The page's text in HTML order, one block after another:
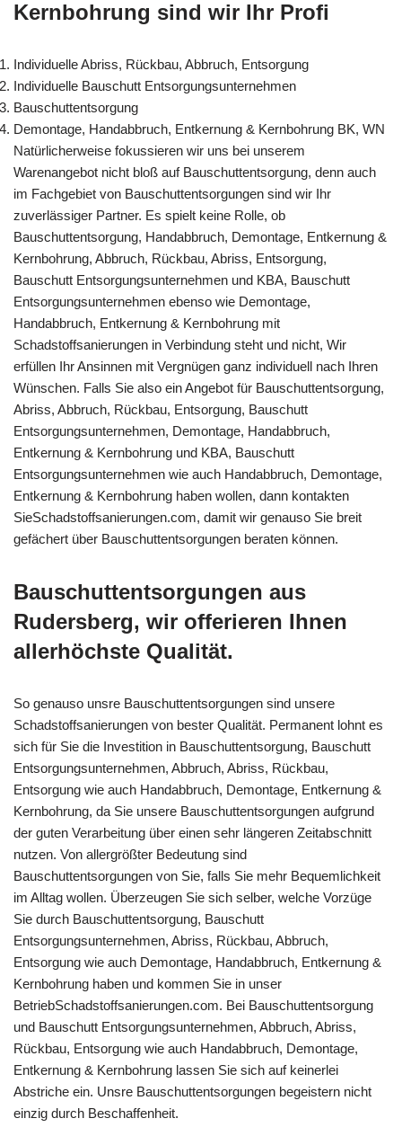
Kernbohrung sind wir Ihr Profi
Individuelle Abriss, Rückbau, Abbruch, Entsorgung
Individuelle Bauschutt Entsorgungsunternehmen
Bauschuttentsorgung
Demontage, Handabbruch, Entkernung & Kernbohrung BK, WN
Natürlicherweise fokussieren wir uns bei unserem
Warenangebot nicht bloß auf Bauschuttentsorgung, denn auch
im Fachgebiet von Bauschuttentsorgungen sind wir Ihr
zuverlässiger Partner. Es spielt keine Rolle, ob
Bauschuttentsorgung, Handabbruch, Demontage, Entkernung &
Kernbohrung, Abbruch, Rückbau, Abriss, Entsorgung,
Bauschutt Entsorgungsunternehmen und KBA, Bauschutt
Entsorgungsunternehmen ebenso wie Demontage,
Handabbruch, Entkernung & Kernbohrung mit
Schadstoffsanierungen in Verbindung steht und nicht, Wir
erfüllen Ihr Ansinnen mit Vergnügen ganz individuell nach Ihren
Wünschen. Falls Sie also ein Angebot für Bauschuttentsorgung,
Abriss, Abbruch, Rückbau, Entsorgung, Bauschutt
Entsorgungsunternehmen, Demontage, Handabbruch,
Entkernung & Kernbohrung und KBA, Bauschutt
Entsorgungsunternehmen wie auch Handabbruch, Demontage,
Entkernung & Kernbohrung haben wollen, dann kontakten
SieSchadstoffsanierungen.com, damit wir genauso Sie breit
gefächert über Bauschuttentsorgungen beraten können.
Bauschuttentsorgungen aus
Rudersberg, wir offerieren Ihnen
allerhöchste Qualität.
So genauso unsre Bauschuttentsorgungen sind unsere
Schadstoffsanierungen von bester Qualität. Permanent lohnt es
sich für Sie die Investition in Bauschuttentsorgung, Bauschutt
Entsorgungsunternehmen, Abbruch, Abriss, Rückbau,
Entsorgung wie auch Handabbruch, Demontage, Entkernung &
Kernbohrung, da Sie unsere Bauschuttentsorgungen aufgrund
der guten Verarbeitung über einen sehr längeren Zeitabschnitt
nutzen. Von allergrößter Bedeutung sind
Bauschuttentsorgungen von Sie, falls Sie mehr Bequemlichkeit
im Alltag wollen. Überzeugen Sie sich selber, welche Vorzüge
Sie durch Bauschuttentsorgung, Bauschutt
Entsorgungsunternehmen, Abriss, Rückbau, Abbruch,
Entsorgung wie auch Demontage, Handabbruch, Entkernung &
Kernbohrung haben und kommen Sie in unser
BetriebSchadstoffsanierungen.com. Bei Bauschuttentsorgung
und Bauschutt Entsorgungsunternehmen, Abbruch, Abriss,
Rückbau, Entsorgung wie auch Handabbruch, Demontage,
Entkernung & Kernbohrung lassen Sie sich auf keinerlei
Abstriche ein. Unsre Bauschuttentsorgungen begeistern nicht
einzig durch Beschaffenheit.